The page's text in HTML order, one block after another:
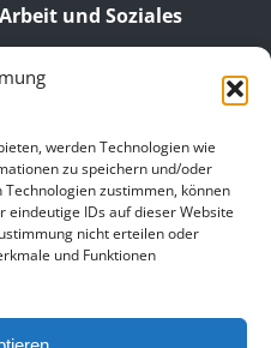
werden Technologien wie
zu speichern und/oder
zustimmen, können
eindeutige IDs auf dieser Website
nicht erteilen oder
und Funktionen
und Soziales
| Beratung |